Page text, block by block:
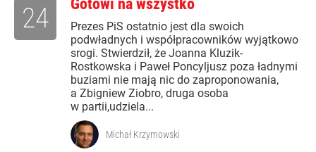
Gotowi na wszystko
Prezes PiS ostatnio jest dla swoich
podwładnych i współpracowników wyjątkowo
srogi. Stwierdził, że Joanna Kluzik-
Rostkowska i Paweł Poncyljusz poza ładnymi
buziami nie mają nic do zaproponowania,
a Zbigniew Ziobro, druga osoba
w partii,udziela...
24
Michał Krzymowski